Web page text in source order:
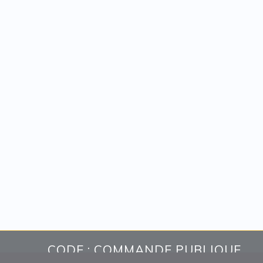
CODE : COMMANDE PUBLIQUE